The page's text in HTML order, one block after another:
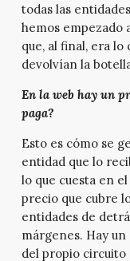
todas las
hemos empezado
que, al final, era lo
devolvían la
En la web hay un
paga?
Esto es cómo se
entidad que lo
lo que cuesta en
precio que cubre
entidades de
márgenes. Hay
del propio circuito